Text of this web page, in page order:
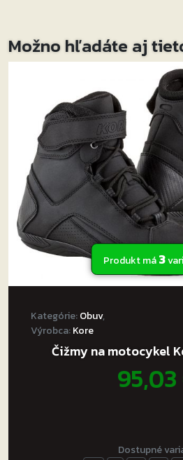
Možno hľadáte aj
Produkt má3
Kategórie:Obuv,
Výrobca:Kore
Čižmy na motocykel
95,03
Dostupné